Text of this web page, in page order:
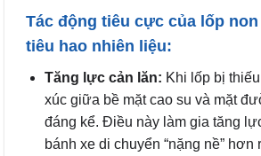
Tác động tiêu cực của lốp
tiêu hao nhiên liệu:
Tăng lực cản lăn: Khi lốp bị
xúc giữa bề mặt cao su và mặt
đáng kể. Điều này làm gia tăng
bánh xe di chuyển “nặng nề” hơn